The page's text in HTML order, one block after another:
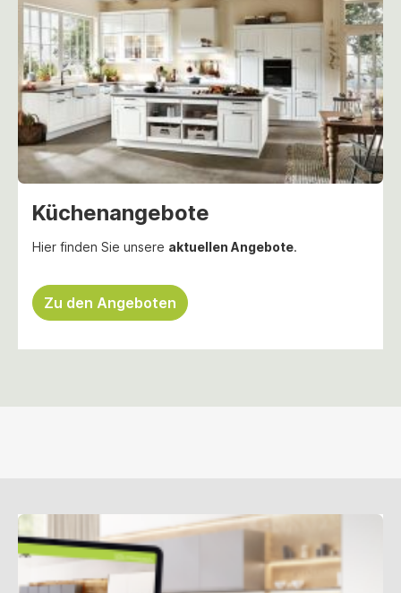
Küchenangebote
Hier finden Sie unsere aktuellen Angebote.
Zu den Angeboten